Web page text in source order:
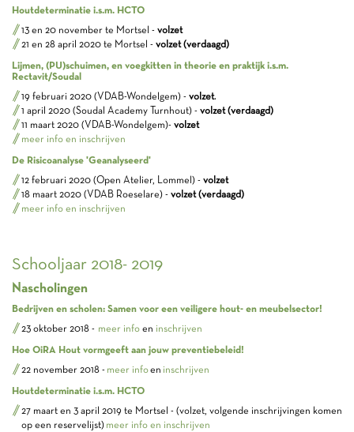
Houtdeterminatie i.s.m. HCTO
13 en 20 november te Mortsel - volzet
21 en 28 april 2020 te Mortsel - volzet (verdaagd)
Lijmen, (PU)schuimen, en voegkitten in theorie en praktijk i.s.m.
Rectavit/Soudal
19 februari 2020 (VDAB-Wondelgem) - volzet.
1 april 2020 (Soudal Academy Turnhout) - volzet (verdaagd)
11 maart 2020 (VDAB-Wondelgem)- volzet
meer info en inschrijven
De Risicoanalyse 'Geanalyseerd'
12 februari 2020 (Open Atelier, Lommel) - volzet
18 maart 2020 (VDAB Roeselare) - volzet (verdaagd)
meer info en inschrijven
Schooljaar 2018- 2019
Nascholingen
Bedrijven en scholen: Samen voor een veiligere hout- en meubelsector!
23 oktober 2018 - meer info en inschrijven
Hoe OiRA Hout vormgeeft aan jouw preventiebeleid!
22 november 2018 - meer infoen inschrijven
Houtdeterminatie i.s.m. HCTO
27 maart en 3 april 2019 te Mortsel - (volzet, volgende inschrijvingen komen
op een reservelijst) meer info en inschrijven